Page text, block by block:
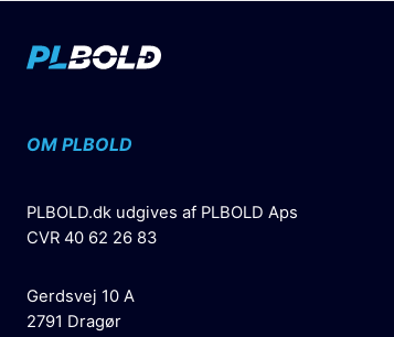
OM PLBOLD
PLBOLD.dk udgives af PLBOLD Aps
CVR 40 62 26 83
Gerdsvej 10 A
2791 Dragør